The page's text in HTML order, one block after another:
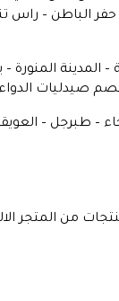
الباطن – راس
– المدينة
صيدليات
طبرجل –